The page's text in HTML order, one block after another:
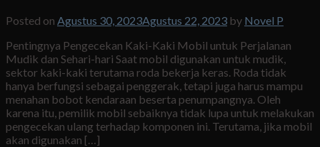
Posted on Agustus 30, 2023Agustus 22, 2023 by Novel P
Pentingnya Pengecekan Kaki-Kaki Mobil untuk Perjalanan
Mudik dan Sehari-hari Saat mobil digunakan untuk mudik,
sektor kaki-kaki terutama roda bekerja keras. Roda tidak
hanya berfungsi sebagai penggerak, tetapi juga harus mampu
menahan bobot kendaraan beserta penumpangnya. Oleh
karena itu, pemilik mobil sebaiknya tidak lupa untuk melakukan
pengecekan ulang terhadap komponen ini. Terutama, jika mobil
akan digunakan […]